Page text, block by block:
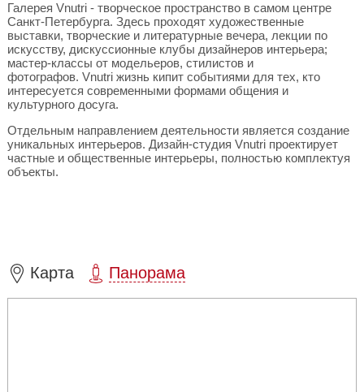
Галерея Vnutri - творческое пространство в самом центре
Санкт-Петербурга. Здесь проходят художественные
выставки, творческие и литературные вечера, лекции по
искусству, дискуссионные клубы дизайнеров интерьера;
мастер-классы от модельеров, стилистов и
фотографов. Vnutri жизнь кипит событиями для тех, кто
интересуется современными формами общения и
культурного досуга.
Отдельным направлением деятельности является создание
уникальных интерьеров. Дизайн-студия Vnutri проектирует
частные и общественные интерьеры, полностью комплектуя
объекты.
Карта Панорама